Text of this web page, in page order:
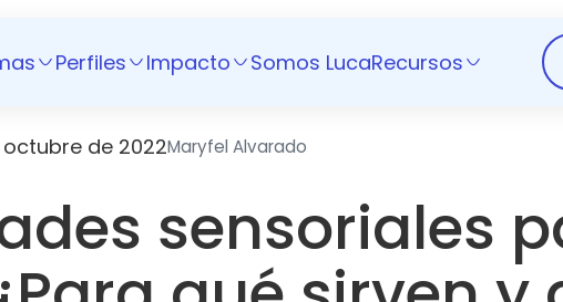
Perfiles Impacto Somos LucaRecursos
de 2022Maryfel Alvarado
sensoriales